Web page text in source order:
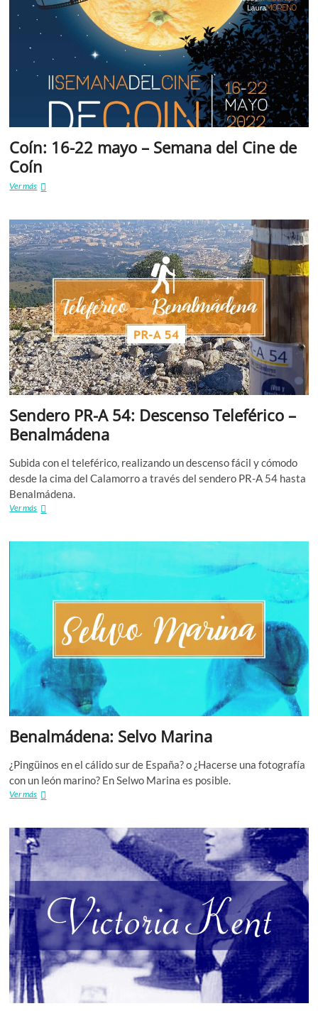
Coín: 16-22 mayo – Semana del Cine de
Coín
Ver másCoín:
mayo
–
Semana
del
Cine
de
Coín
Sendero PR-A 54: Descenso Teleférico –
Benalmádena
Subida con el teleférico, realizando un descenso fácil y cómodo
desde la cima del Calamorro a través del sendero PR-A 54 hasta
Benalmádena.
Ver másSendero
54:
Descenso
Teleférico
Benalmádena
Benalmádena: Selvo Marina
¿Pingüinos en el cálido sur de España? o ¿Hacerse una fotografía
con un león marino? En Selwo Marina es posible.
Ver másBenalmádena: